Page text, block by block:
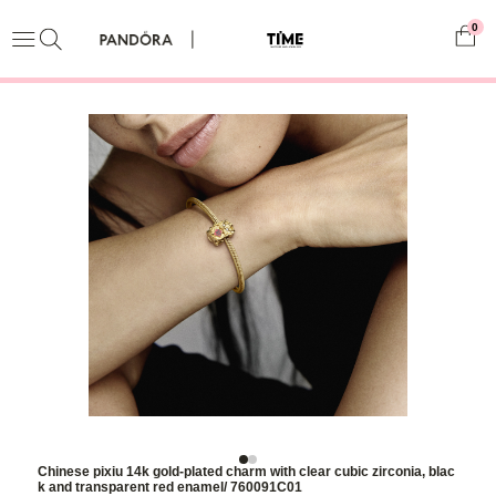
0
Chinese pixiu 14k gold-plated charm with clear cubic zirconia, blac
k and transparent red enamel/ 760091C01